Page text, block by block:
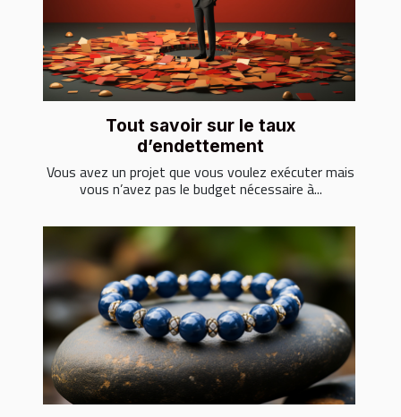
Tout savoir sur le taux
d’endettement
Vous avez un projet que vous voulez exécuter mais
vous n’avez pas le budget nécessaire à...